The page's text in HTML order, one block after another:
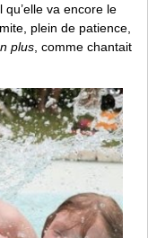
qu’elle va encore le
plein de patience,
plus , comme chantait